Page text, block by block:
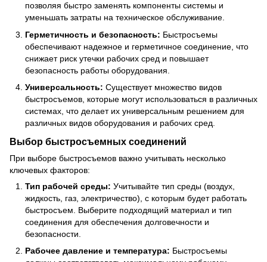
позволяя быстро заменять компоненты системы и
уменьшать затраты на техническое обслуживание.
Герметичность и безопасность: Быстросъемы
обеспечивают надежное и герметичное соединение, что
снижает риск утечки рабочих сред и повышает
безопасность работы оборудования.
Универсальность: Существует множество видов
быстросъемов, которые могут использоваться в различных
системах, что делает их универсальным решением для
различных видов оборудования и рабочих сред.
Выбор быстросъемных соединений
При выборе быстросъемов важно учитывать несколько
ключевых факторов:
Тип рабочей среды: Учитывайте тип среды (воздух,
жидкость, газ, электричество), с которым будет работать
быстросъем. Выберите подходящий материал и тип
соединения для обеспечения долговечности и
безопасности.
Рабочее давление и температура: Быстросъемы